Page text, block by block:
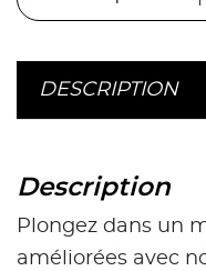
DESCRIPTION
Description
Plongez dans un
améliorées avec